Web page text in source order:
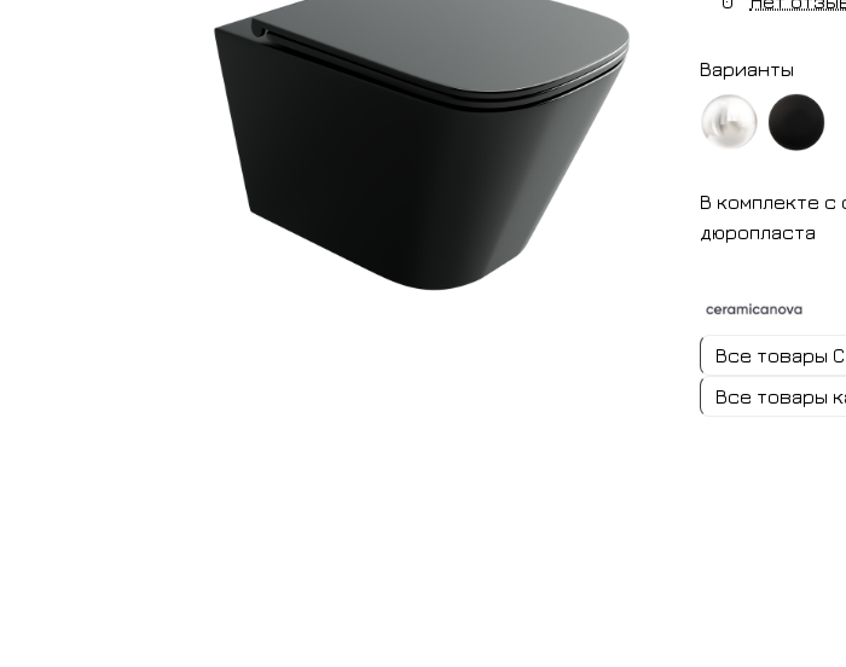
Варианты
глянцевыйматовый
В комплекте с
дюропласта
Все товары
Все товары